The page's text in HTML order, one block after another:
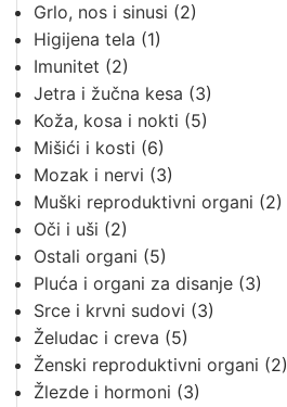
Grlo, nos i sinusi (2)
Higijena tela (1)
Imunitet (2)
Jetra i žučna kesa (3)
Koža, kosa i nokti (5)
Mišići i kosti (6)
Mozak i nervi (3)
Muški reproduktivni organi (2)
Oči i uši (2)
Ostali organi (5)
Pluća i organi za disanje (3)
Srce i krvni sudovi (3)
Želudac i creva (5)
Ženski reproduktivni organi (2)
Žlezde i hormoni (3)